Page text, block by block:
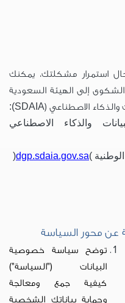
استمرار مشكلتك، يمكنك
إلى الهيئة السعودية
والذكاء الاصطناعي (SDAIA):
والذكاء الاصطناعي
(
dgp.sdaia.gov.sa
)
عن محور السياسة
توضح سياسة خصوصية
البيانات
("السياسة")
كيفية جمع ومعالجة
وحماية بياناتك الشخصية